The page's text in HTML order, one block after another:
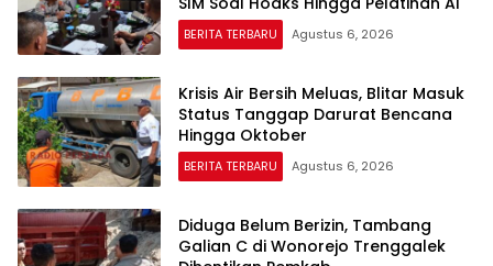
BERITA TERBARU Agustus 6, 2026
Krisis Air Bersih Meluas, Blitar Masuk
Status Tanggap Darurat Bencana
Hingga Oktober
BERITA TERBARU Agustus 6, 2026
Diduga Belum Berizin, Tambang
Galian C di Wonorejo Trenggalek